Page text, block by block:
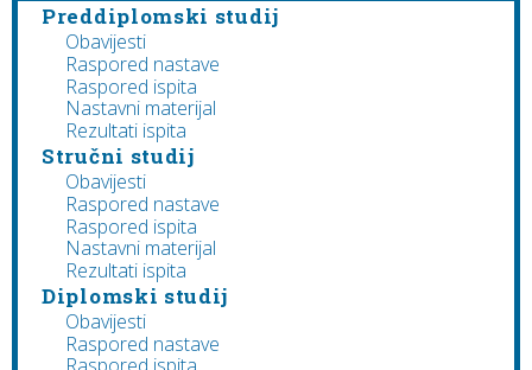
Preddiplomski studij
Obavijesti
Raspored nastave
Raspored ispita
Nastavni materijal
Rezultati ispita
Stručni studij
Obavijesti
Raspored nastave
Raspored ispita
Nastavni materijal
Rezultati ispita
Diplomski studij
Obavijesti
Raspored nastave